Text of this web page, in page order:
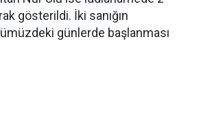
gösterildi. İki sanığın
günlerde başlanması